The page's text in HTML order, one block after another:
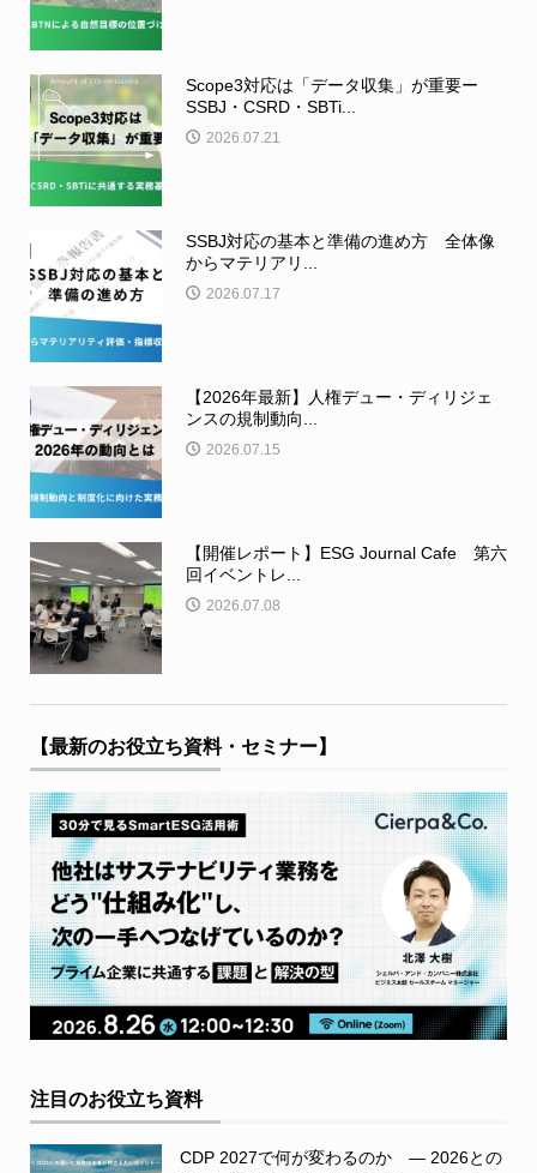
Scope3対応は「データ収集」が重要ー
SSBJ・CSRD・SBTi...
2026.07.21
SSBJ対応の基本と準備の進め方 全体像
からマテリアリ...
2026.07.17
【2026年最新】人権デュー・ディリジェ
ンスの規制動向...
2026.07.15
【開催レポート】ESG Journal Cafe 第六
回イベントレ...
2026.07.08
【最新のお役立ち資料・セミナー】
注目のお役立ち資料
CDP 2027で何が変わるのか ― 2026との